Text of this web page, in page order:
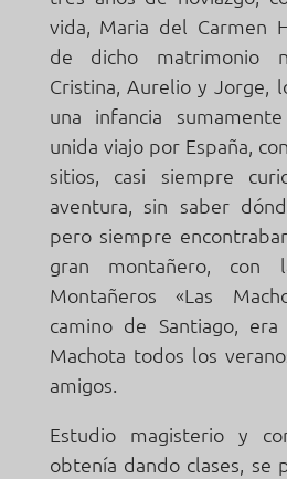
vida, Maria del Carmen
de dicho matrimonio
Cristina, Aurelio y Jorge,
una infancia
unida viajo por España,
sitios, casi siempre
aventura, sin saber
pero siempre
gran montañero, con
Montañeros «Las
camino de Santiago,
Machota todos los
amigos.
Estudio magisterio y
obtenía dando clases, se